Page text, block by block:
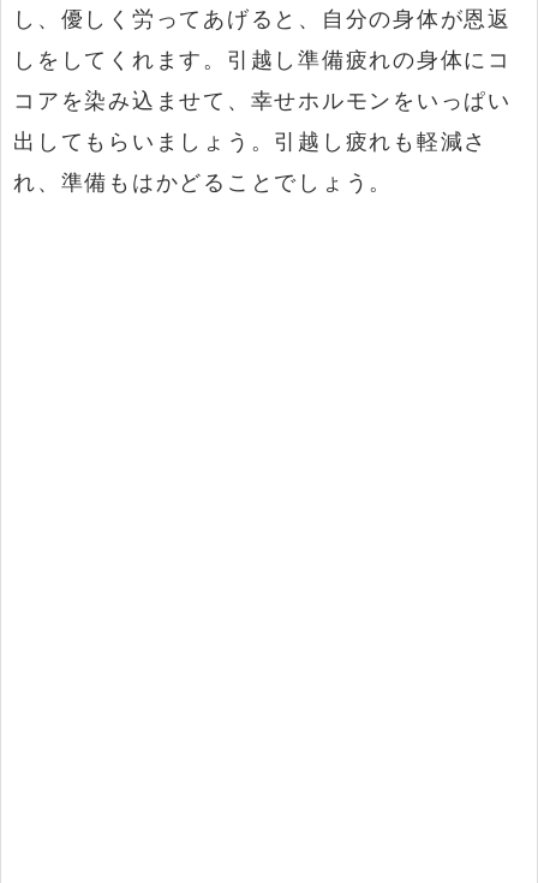
し、優しく労ってあげると、自分の身体が恩返
しをしてくれます。引越し準備疲れの身体にコ
コアを染み込ませて、幸せホルモンをいっぱい
出してもらいましょう。引越し疲れも軽減さ
れ、準備もはかどることでしょう。